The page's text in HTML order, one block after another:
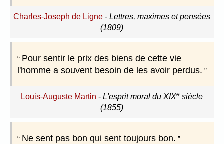
Charles-Joseph de Ligne - Lettres, maximes et pensées
(1809)
Pour sentir le prix des biens de cette vie
l'homme a souvent besoin de les avoir perdus.
Louis-Auguste Martin - L'esprit moral du XIXe siècle
(1855)
Ne sent pas bon qui sent toujours bon.